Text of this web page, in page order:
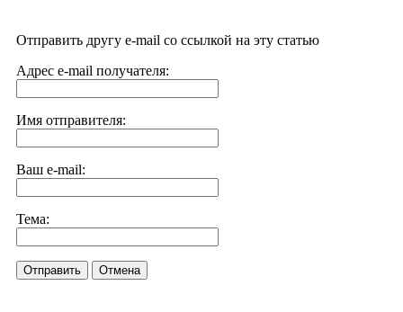
Отправить другу e-mail со ссылкой на эту статью
Адрес e-mail получателя:
Имя отправителя:
Ваш e-mail:
Тема:
Отправить Отмена